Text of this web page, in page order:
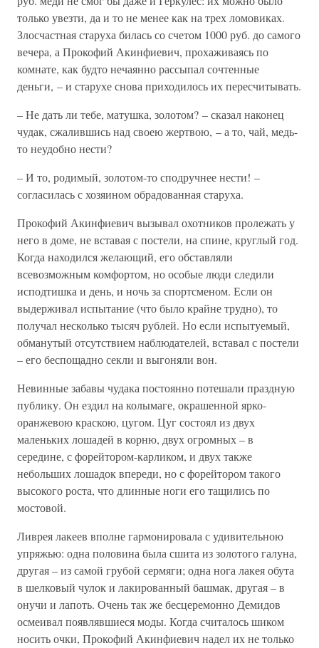
только увезти, да и то не менее как на трех ломовиках.
Злосчастная старуха билась со счетом 1000 руб. до самого
вечера, а Прокофий Акинфиевич, прохаживаясь по
комнате, как будто нечаянно рассыпал сочтенные
деньги, – и старухе снова приходилось их пересчитывать.
– Не дать ли тебе, матушка, золотом? – сказал наконец
чудак, сжалившись над своею жертвою, – а то, чай, медь-
то неудобно нести?
– И то, родимый, золотом-то сподручнее нести! –
согласилась с хозяином обрадованная старуха.
Прокофий Акинфиевич вызывал охотников пролежать у
него в доме, не вставая с постели, на спине, круглый год.
Когда находился желающий, его обставляли
всевозможным комфортом, но особые люди следили
исподтишка и день, и ночь за спортсменом. Если он
выдерживал испытание (что было крайне трудно), то
получал несколько тысяч рублей. Но если испытуемый,
обманутый отсутствием наблюдателей, вставал с постели
– его беспощадно секли и выгоняли вон.
Невинные забавы чудака постоянно потешали праздную
публику. Он ездил на колымаге, окрашенной ярко-
оранжевою краскою, цугом. Цуг состоял из двух
маленьких лошадей в корню, двух огромных – в
середине, с форейтором-карликом, и двух также
небольших лошадок впереди, но с форейтором такого
высокого роста, что длинные ноги его тащились по
мостовой.
Ливрея лакеев вполне гармонировала с удивительною
упряжью: одна половина была сшита из золотого галуна,
другая – из самой грубой сермяги; одна нога лакея обута
в шелковый чулок и лакированный башмак, другая – в
онучи и лапоть. Очень так же бесцеремонно Демидов
осмеивал появлявшиеся моды. Когда считалось шиком
носить очки, Прокофий Акинфиевич надел их не только